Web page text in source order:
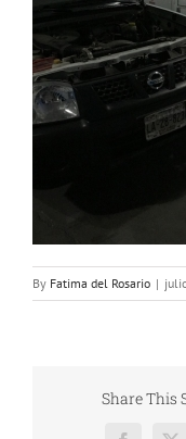
By Fatima del Rosario |
Share This